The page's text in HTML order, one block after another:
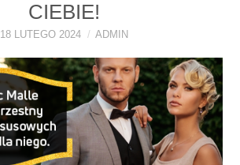
CIEBIE!
18 LUTEGO 2024 ADMIN